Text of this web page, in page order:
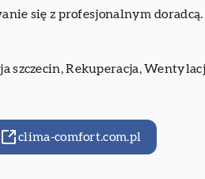
się z profesjonalnym
szczecin, Rekuperacja,
clima-comfort.com.pl